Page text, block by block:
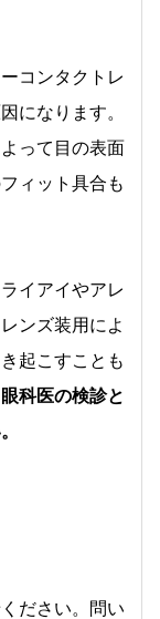
コンタクトレ
になります。
って目の表面
ィット具合も
イアイやアレ
ンズ装用によ
起こすことも
眼科医の検診と
ださい。問い